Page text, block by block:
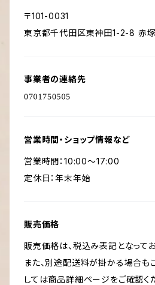
〒101-0031
東京都千代田区東神田1-2-8 赤
事業者の連絡先
営業時間・ショップ情報など
営業時間：10:00～17:00
定休日：年末年始
販売価格
販売価格は、税込み表記となってお
また、別途配送料が掛かる場合も
しては商品詳細ページをご確認く